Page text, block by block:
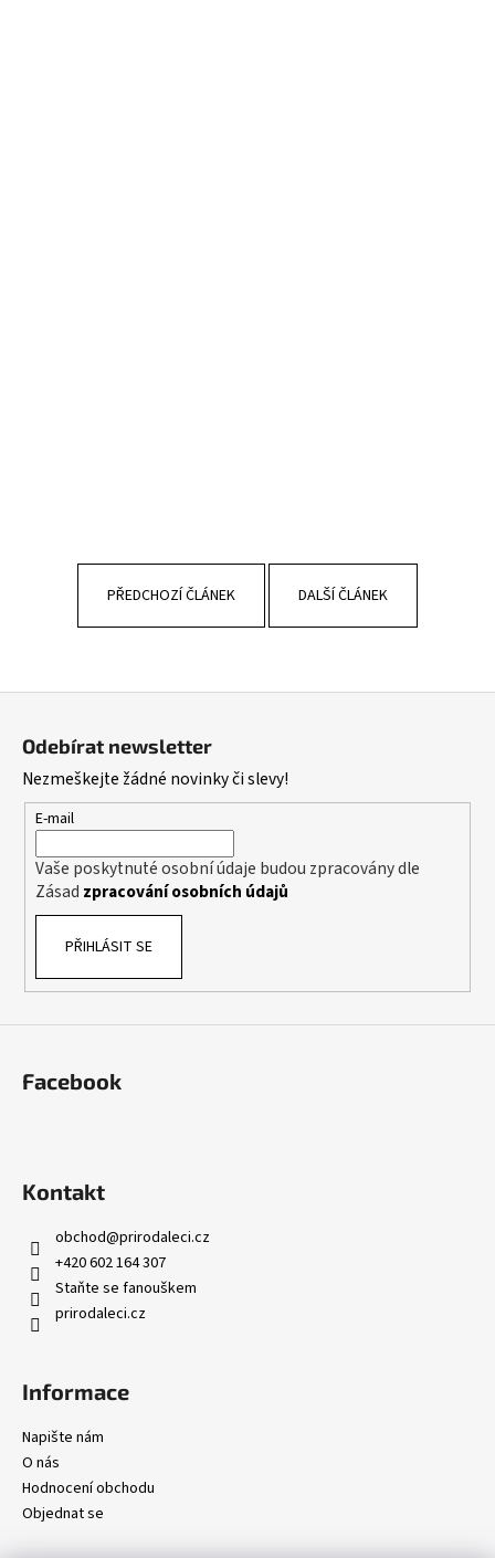
PŘEDCHOZÍ ČLÁNEK DALŠÍ ČLÁNEK
Odebírat newsletter
Nezmeškejte žádné novinky či slevy!
E-mail
Vaše poskytnuté osobní údaje budou zpracovány dle
Zásad zpracování osobních údajů
PŘIHLÁSIT SE
Facebook
Kontakt
obchod@prirodaleci.cz
+420 602 164 307
Staňte se fanouškem
prirodaleci.cz
Informace
Napište nám
O nás
Hodnocení obchodu
Objednat se